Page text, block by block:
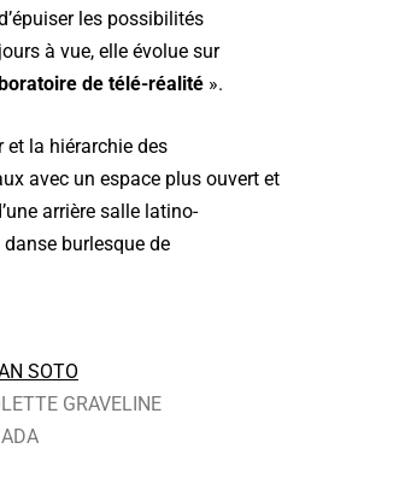
les possibilités
à vue, elle évolue sur
de télé-réalité ».
et la hiérarchie des
avec un espace plus ouvert et
arrière salle latino-
danse burlesque de
SOTO
GRAVELINE